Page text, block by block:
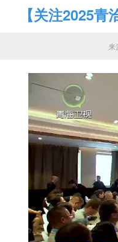
【关注2025